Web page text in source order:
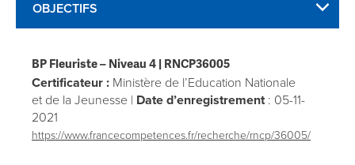
OBJECTIFS
BP Fleuriste– Niveau 4 |RNCP36005
Certificateur : Ministère de l’Education Nationale
et de la Jeunesse | Date d’enregistrement: 05-11-
2021
https://www.francecompetences.fr/recherche/rncp/36005/